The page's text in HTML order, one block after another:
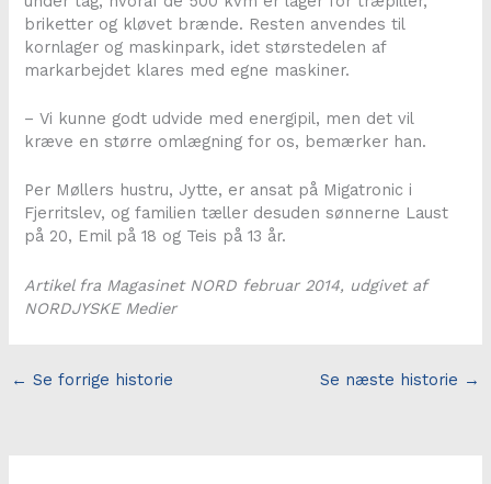
briketter og kløvet brænde. Resten anvendes til
kornlager og maskinpark, idet størstedelen af
markarbejdet klares med egne maskiner.
– Vi kunne godt udvide med energipil, men det vil
kræve en større omlægning for os, bemærker han.
Per Møllers hustru, Jytte, er ansat på Migatronic i
Fjerritslev, og familien tæller desuden sønnerne Laust
på 20, Emil på 18 og Teis på 13 år.
Artikel fra Magasinet NORD februar 2014, udgivet af
NORDJYSKE Medier
← Se forrige historie Se næste historie →